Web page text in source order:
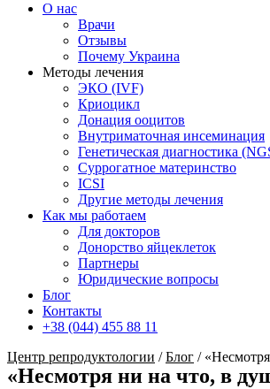
О нас
Врачи
Отзывы
Почему Украина
Методы лечения
ЭКО (IVF)
Криоцикл
Донация ооцитов
Внутриматочная инсеминация
Генетическая диагностика
Суррогатное материнство
ICSI
Другие методы лечения
Как мы работаем
Для докторов
Донорство яйцеклеток
Партнеры
Юридические вопросы
Блог
Контакты
+38 (044) 455 88 11
Центр репродуктологии /Блог /
«Несмотря ни на что, в